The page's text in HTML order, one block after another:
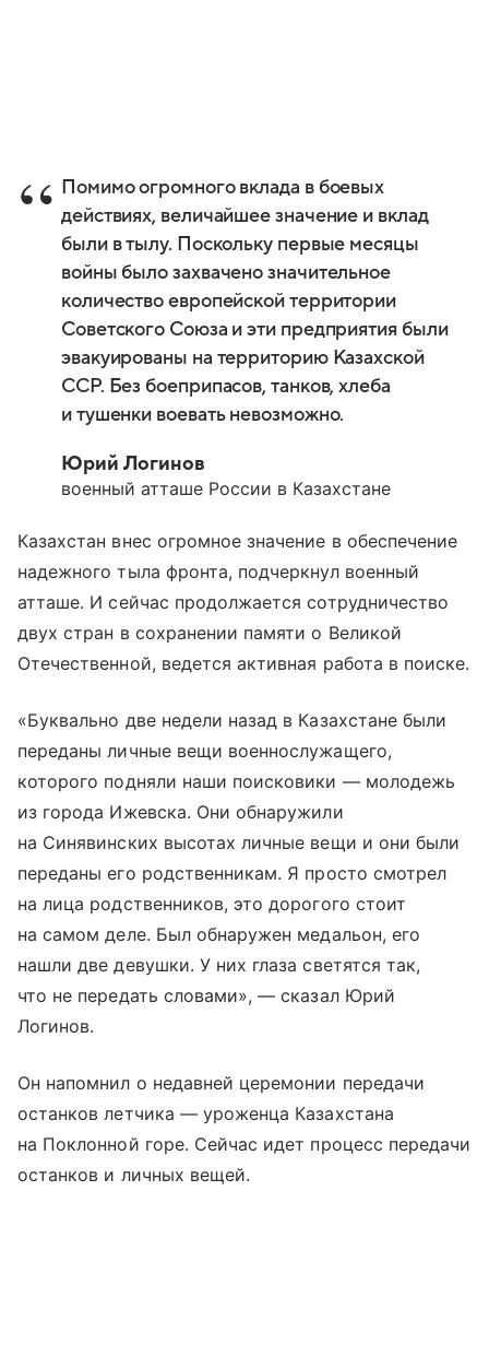
Помимо огромного вклада в боевых
действиях, величайшее значение и вклад
были в тылу. Поскольку первые месяцы
войны было захвачено значительное
количество европейской территории
Советского Союза и эти предприятия были
эвакуированы на территорию Казахской
ССР. Без боеприпасов, танков, хлеба
и тушенки воевать невозможно.
Юрий Логинов
военный атташе России в Казахстане
Казахстан внес огромное значение в обеспечение
надежного тыла фронта, подчеркнул военный
атташе. И сейчас продолжается сотрудничество
двух стран в сохранении памяти о Великой
Отечественной, ведется активная работа в поиске.
«Буквально две недели назад в Казахстане были
переданы личные вещи военнослужащего,
которого подняли наши поисковики — молодежь
из города Ижевска. Они обнаружили
на Синявинских высотах личные вещи и они были
переданы его родственникам. Я просто смотрел
на лица родственников, это дорогого стоит
на самом деле. Был обнаружен медальон, его
нашли две девушки. У них глаза светятся так,
что не передать словами», — сказал Юрий
Логинов.
Он напомнил о недавней церемонии передачи
останков летчика — уроженца Казахстана
на Поклонной горе. Сейчас идет процесс передачи
останков и личных вещей.